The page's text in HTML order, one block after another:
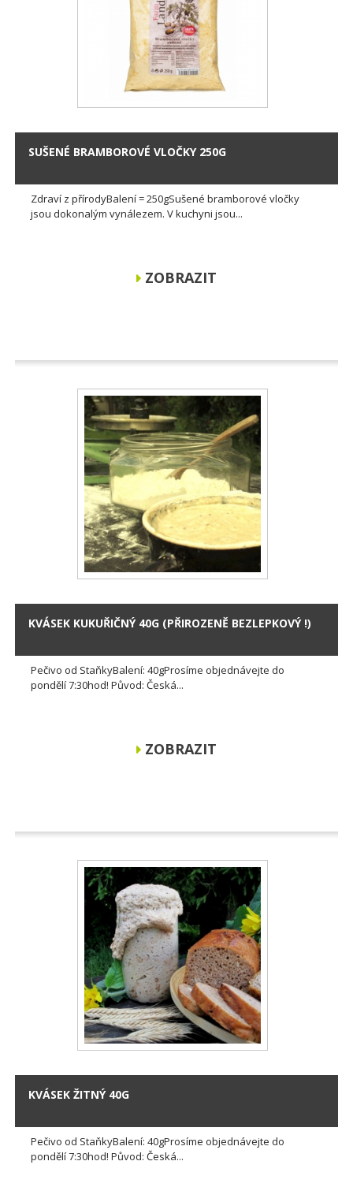
SUŠENÉ BRAMBOROVÉ VLOČKY 250G
Zdraví z přírodyBalení = 250gSušené bramborové vločky
jsou dokonalým vynálezem. V kuchyni jsou...
ZOBRAZIT
KVÁSEK KUKUŘIČNÝ 40G (PŘIROZENĚ BEZLEPKOVÝ !)
Pečivo od StaňkyBalení: 40gProsíme objednávejte do
pondělí 7:30hod! Původ: Česká...
ZOBRAZIT
KVÁSEK ŽITNÝ 40G
Pečivo od StaňkyBalení: 40gProsíme objednávejte do
pondělí 7:30hod! Původ: Česká...